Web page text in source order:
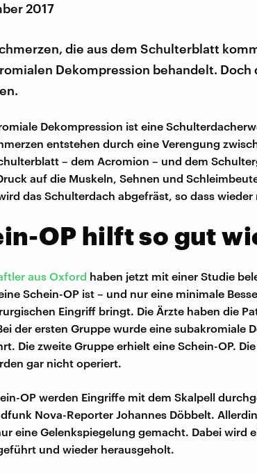
2017
die aus dem Schulterblatt
Dekompression behandelt. Doch
Dekompression ist eine
entstehen durch eine Verengung
– dem Acromion – und dem
auf die Muskeln, Sehnen und
das Schulterdach abgefräst, so dass
OP hilft so gut
aus Oxford haben jetzt mit einer Studie
Schein-OP ist – und nur eine minimale
Eingriff bringt. Die Ärzte haben die
der ersten Gruppe wurde eine subakromiale
Die zweite Gruppe erhielt eine Schein-OP.
gar nicht operiert.
OP werden Eingriffe mit dem Skalpell
Nova-Reporter Johannes Döbbelt.
eine Gelenkspiegelung gemacht. Dabei wird
und wieder herausgeholt.